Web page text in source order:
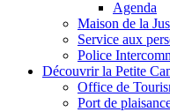
Agenda
Maison de la
Service aux
Police
Découvrir la Petite
Office de
Port de